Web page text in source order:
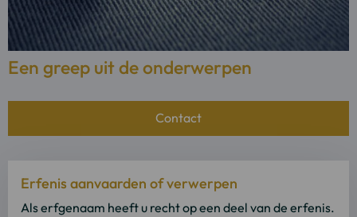
Een greep uit de onderwerpen
Contact
Erfenis aanvaarden of verwerpen
Als erfgenaam heeft u recht op een deel van de erfenis.
meer
over